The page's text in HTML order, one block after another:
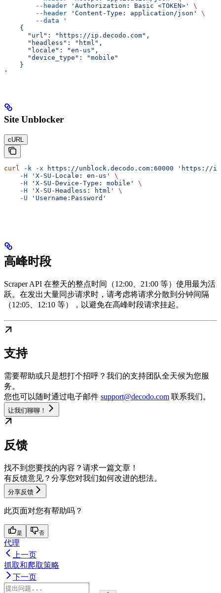
        --header
'Authorization: Basic <TOKEN>'
\
        --header
'Content-Type: application/json'
\
        --data
'
    {
      "url": "https://ip.decodo.com",
      "headless": "html",
      "locale": "en-us",
      "device_type": "mobile"
    }
'
Site Unblocker
cURL
curl -k -x https://unblock.decodo.com:60000 'https://
    -H
'X-SU-Locale: en-us'
\
    -H
'X-SU-Device-Type: mobile'
\
    -H
'X-SU-Headless: html'
\
    -U
'Username:Password'
高峰时段
Scraper API 在整天的整点时间（12:00、21:00 等）使用最为活
跃。在发出大量同步请求时，请考虑将请求分散到分钟间隔
（12:05、12:10 等），以避免在高峰时段请求挂起。
支持
需要帮助或只是想打个招呼？我们的支持团队全天候为您服
务。
您也可以随时通过电子邮件 support@decodo.com 联系我们。
让我们聊聊！
反馈
找不到您要找的内容？请求一篇文章！
有反馈意见？分享您对我们如何改进的想法。
分享反馈
此页面对您有帮助吗？
是 否
代理
上一页
抓取和爬取策略
下一页